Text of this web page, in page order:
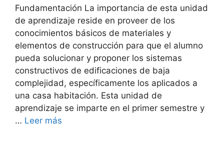
Fundamentación La importancia de esta unidad
de aprendizaje reside en proveer de los
conocimientos básicos de materiales y
elementos de construcción para que el alumno
pueda solucionar y proponer los sistemas
constructivos de edificaciones de baja
complejidad, específicamente los aplicados a
una casa habitación. Esta unidad de
aprendizaje se imparte en el primer semestre y
… Leer más